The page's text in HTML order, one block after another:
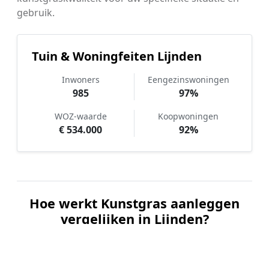
gebruik.
Tuin & Woningfeiten Lijnden
Inwoners
985
Eengezinswoningen
97%
WOZ-waarde
€ 534.000
Koopwoningen
92%
Hoe werkt Kunstgras aanleggen
vergelijken in Lijnden?